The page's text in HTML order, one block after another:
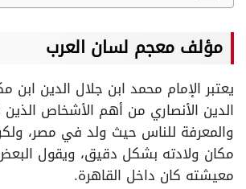
مؤلف معجم لسان العرب
يعتبر الإمام محمد ابن جلال الدين ابن
الدين الأنصاري من أهم الأشخاص الذين
والمعرفة للناس حيث ولد في مصر،
مكان ولادته بشكل دقيق، ويقول
معيشته كان داخل القاهرة.